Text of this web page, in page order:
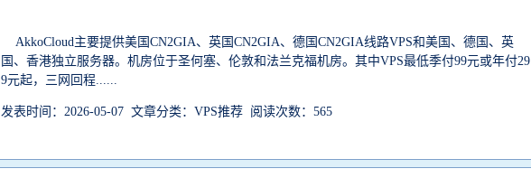
AkkoCloud主要提供美国CN2GIA、英国CN2GIA、德国CN2GIA线路VPS和美国、德国、英
国、香港独立服务器。机房位于圣何塞、伦敦和法兰克福机房。其中VPS最低季付99元或年付29
9元起，三网回程......
发表时间：2026-05-07 文章分类：VPS推荐 阅读次数：565